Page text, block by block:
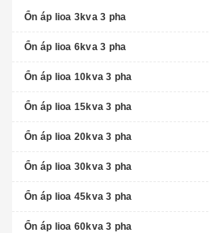
Ổn áp lioa 3kva 3 pha
Ổn áp lioa 6kva 3 pha
Ổn áp lioa 10kva 3 pha
Ổn áp lioa 15kva 3 pha
Ổn áp lioa 20kva 3 pha
Ổn áp lioa 30kva 3 pha
Ổn áp lioa 45kva 3 pha
Ổn áp lioa 60kva 3 pha